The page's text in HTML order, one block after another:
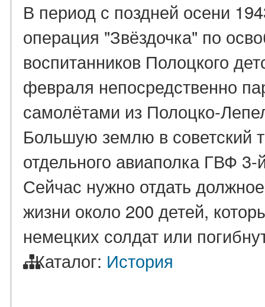
В период с поздней осени
операция "Звёздочка" по
воспитанников Полоцкого
февраля непосредственно
самолётами из Полоцко-
Большую землю в советский
отдельного авиаполка ГВФ
Сейчас нужно отдать
жизни около 200 детей,
немецких солдат или
Каталог: История